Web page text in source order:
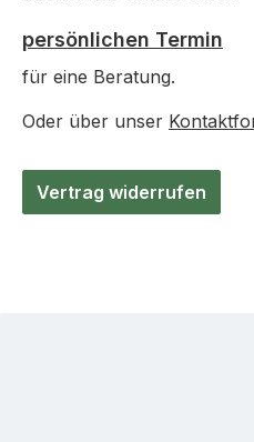
persönlichen Termin
für eine Beratung.
Oder über unser
Vertrag widerrufen